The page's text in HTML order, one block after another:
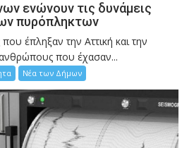
ενώνουν τις δυνάμεις
πυρόπληκτων
έπληξαν την Αττική και την
που έχασαν...
Νέα των Δήμων